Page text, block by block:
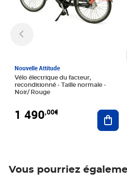
Nouvelle Attitude
Vélo électrique du facteur,
reconditionné - Taille normale -
Noir/ Rouge
1 490,00€
Vous pourriez